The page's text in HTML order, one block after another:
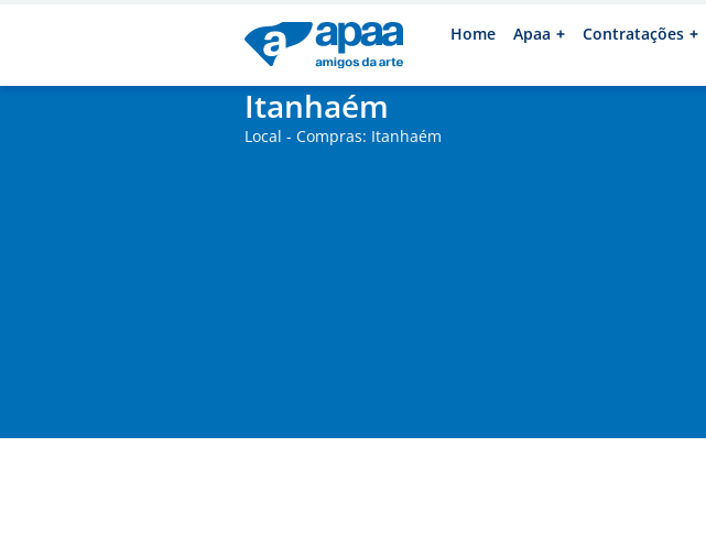
Home Apaa Contratações
Itanhaém
Local - Compras: Itanhaém